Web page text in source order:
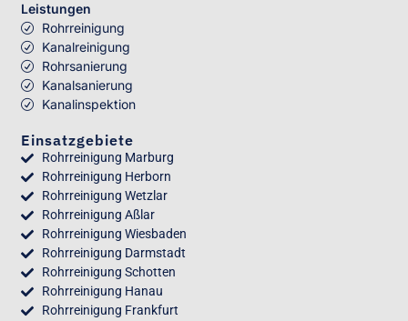
Leistungen
Rohrreinigung
Kanalreinigung
Rohrsanierung
Kanalsanierung
Kanalinspektion
Einsatzgebiete
Rohrreinigung Marburg
Rohrreinigung Herborn
Rohrreinigung Wetzlar
Rohrreinigung Aßlar
Rohrreinigung Wiesbaden
Rohrreinigung Darmstadt
Rohrreinigung Schotten
Rohrreinigung Hanau
Rohrreinigung Frankfurt